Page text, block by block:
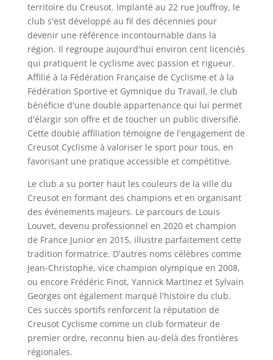
territoire du Creusot. Implanté au 22 rue Jouffroy, le
club s'est développé au fil des décennies pour
devenir une référence incontournable dans la
région. Il regroupe aujourd'hui environ cent licenciés
qui pratiquent le cyclisme avec passion et rigueur.
Affilié à la Fédération Française de Cyclisme et à la
Fédération Sportive et Gymnique du Travail, le club
bénéficie d'une double appartenance qui lui permet
d'élargir son offre et de toucher un public diversifié.
Cette double affiliation témoigne de l'engagement de
Creusot Cyclisme à valoriser le sport pour tous, en
favorisant une pratique accessible et compétitive.
Le club a su porter haut les couleurs de la ville du
Creusot en formant des champions et en organisant
des événements majeurs. Le parcours de Louis
Louvet, devenu professionnel en 2020 et champion
de France Junior en 2015, illustre parfaitement cette
tradition formatrice. D'autres noms célèbres comme
Jean-Christophe, vice champion olympique en 2008,
ou encore Frédéric Finot, Yannick Martinez et Sylvain
Georges ont également marqué l'histoire du club.
Ces succès sportifs renforcent la réputation de
Creusot Cyclisme comme un club formateur de
premier ordre, reconnu bien au-delà des frontières
régionales.